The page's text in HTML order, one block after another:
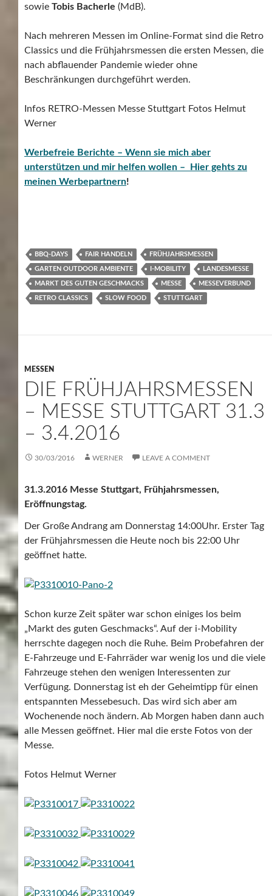
sowie Tobis Bacherle (MdB).
Nach mehreren Messen im Online-Format sind die Retro
Classics und die Frühjahrsmessen die ersten Messen, die
nach abflauender Pandemie wieder ohne
Beschränkungen durchgeführt werden.
Infos RETRO-Messen Messe Stuttgart Fotos Helmut
Werner
Werbefreie Berichte – Wenn sie mich aber
unterstützen und mir helfen wollen – Hier gehts zu
meinen Werbepartnern!
BBQ-DAYS FAIR HANDELN FRÜHJAHRSMESSEN
GARTEN OUTDOOR AMBIENTE I-MOBILITY LANDESMESSE
MARKT DES GUTEN GESCHMACKS MESSE MESSEVERBUND
RETRO CLASSICS SLOW FOOD STUTTGART
MESSEN
DIE FRÜHJAHRSMESSEN
– MESSE STUTTGART 31.3
– 3.4.2016
30/03/2016 WERNER LEAVE A COMMENT
31.3.2016 Messe Stuttgart, Frühjahrsmessen,
Eröffnungstag.
Der Große Andrang am Donnerstag 14:00Uhr. Erster Tag
der Frühjahrsmessen die Heute noch bis 22:00 Uhr
geöffnet hatte.
Schon kurze Zeit später war schon einiges los beim
„Markt des guten Geschmacks“. Auf der i-Mobility
herrschte dagegen noch die Ruhe. Beim Probefahren der
E-Fahrzeuge und E-Fahrräder war wenig los und die viele
Fahrzeuge stehen den wenigen Interessenten zur
Verfügung. Donnerstag ist eh der Geheimtipp für einen
entspannten Messebesuch. Das wird sich aber am
Wochenende noch ändern. Ab Morgen haben dann auch
alle Messen geöffnet. Hier mal die erste Fotos von der
Messe.
Fotos Helmut Werner